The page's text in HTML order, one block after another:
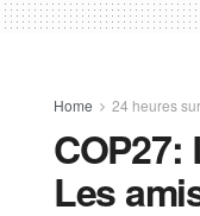
Home 24 heures
COP27:
Les